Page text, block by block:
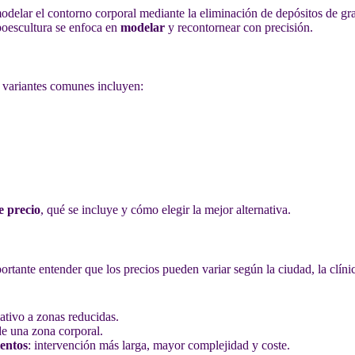
el contorno corporal mediante la eliminación de depósitos de
se enfoca en modelar y recontornear con precisión.
comunes incluyen:
precio, qué se incluye y cómo elegir la mejor alternativa.
entender que los precios pueden variar según la ciudad, la
a zonas reducidas.
una zona corporal.
: intervención más larga, mayor complejidad y coste.